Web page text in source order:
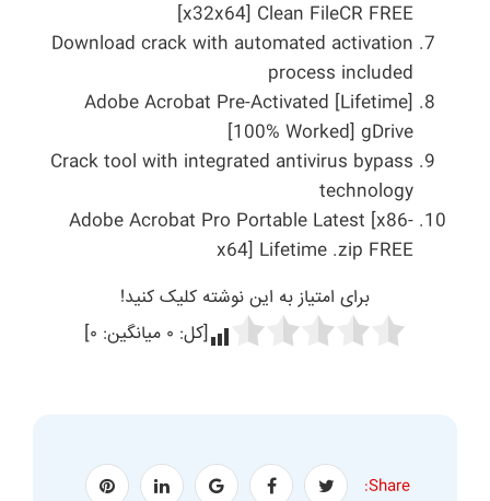
[x32x64] Clean FileCR FREE
Download crack with automated activation
process included
Adobe Acrobat Pre-Activated [Lifetime]
[100% Worked] gDrive
Crack tool with integrated antivirus bypass
technology
Adobe Acrobat Pro Portable Latest [x86-
x64] Lifetime .zip FREE
برای امتیاز به این نوشته کلیک کنید!
[کل: ۰ میانگین: ۰]
Share: